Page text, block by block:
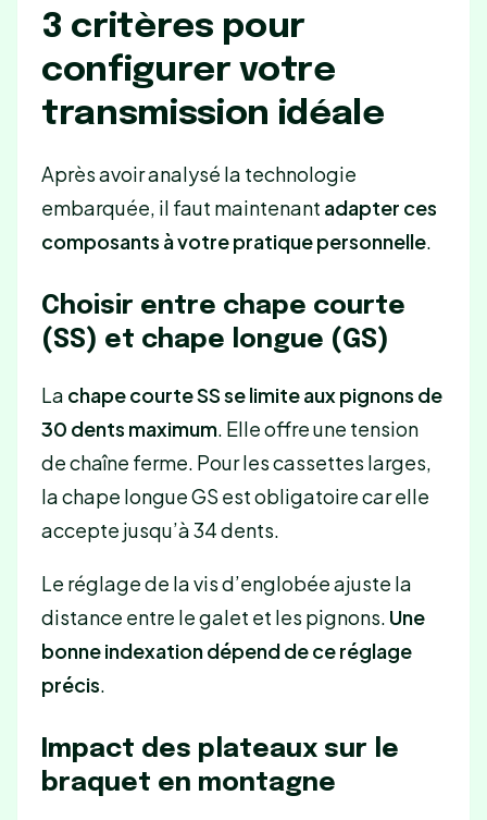
3 critères pour
configurer votre
transmission idéale
Après avoir analysé la technologie
embarquée, il faut maintenant adapter ces
composants à votre pratique personnelle.
Choisir entre chape courte
(SS) et chape longue (GS)
La chape courte SS se limite aux pignons de
30 dents maximum. Elle offre une tension
de chaîne ferme. Pour les cassettes larges,
la chape longue GS est obligatoire car elle
accepte jusqu’à 34 dents.
Le réglage de la vis d’englobée ajuste la
distance entre le galet et les pignons. Une
bonne indexation dépend de ce réglage
précis.
Impact des plateaux sur le
braquet en montagne